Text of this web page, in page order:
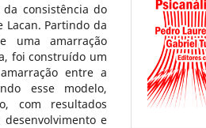
consistência do
Lacan. Partindo da
uma amarração
foi construído um
entre a
esse modelo,
com resultados
e